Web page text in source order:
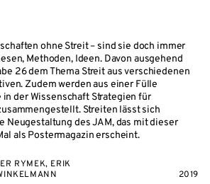
ohne Streit – sind sie doch immer
Methoden, Ideen. Davon ausgehend
26 dem Thema Streit aus verschiedenen
Zudem werden aus einer Fülle
der Wissenschaft Strategien für
Streiten lässt sich
Neugestaltung des JAM, das mit dieser
als Postermagazin erscheint.
RYMEK, ERIK
2019